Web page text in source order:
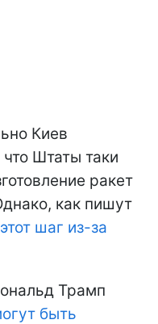
Киев
Штаты таки
ракет
как пишут
шаг из-за
Трамп
быть